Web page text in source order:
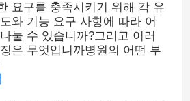
요구를 충족시키기 위해 각 유
와 기능 요구 사항에 따라 어
눌 수 있습니까?그리고 이러
은 무엇입니까병원의 어떤 부